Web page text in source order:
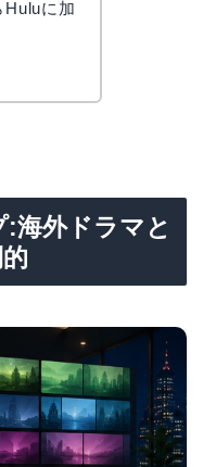
Huluに加
海外ドラマと